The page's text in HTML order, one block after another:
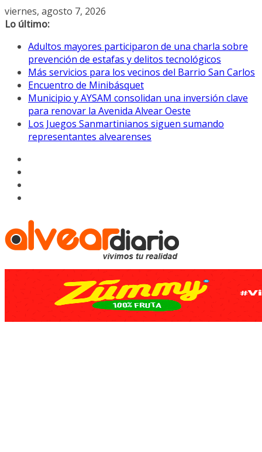
Saltar
al
viernes, agosto 7, 2026
Lo último:
Adultos mayores participaron de una charla sobre
prevención de estafas y delitos tecnológicos
Más servicios para los vecinos del Barrio San Carlos
Encuentro de Minibásquet
Municipio y AYSAM consolidan una inversión clave
para renovar la Avenida Alvear Oeste
Los Juegos Sanmartinianos siguen sumando
representantes alvearenses